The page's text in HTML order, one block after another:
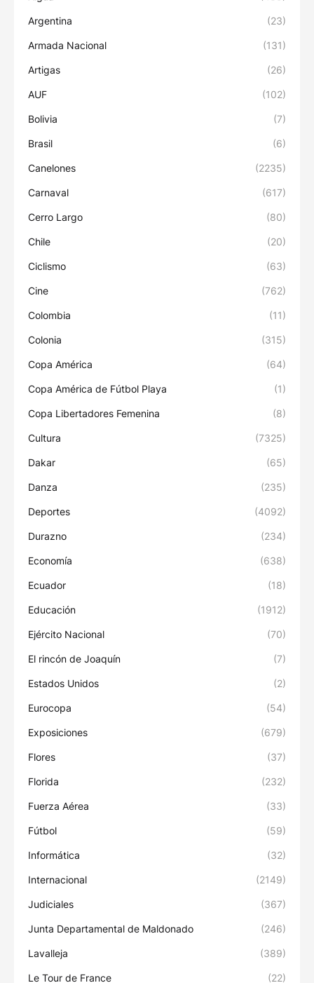
Argentina (23)
Armada Nacional (131)
Artigas (26)
AUF (102)
Bolivia (7)
Brasil (6)
Canelones (2235)
Carnaval (617)
Cerro Largo (80)
Chile (20)
Ciclismo (63)
Cine (762)
Colombia (11)
Colonia (315)
Copa América (64)
Copa América de Fútbol Playa (1)
Copa Libertadores Femenina (8)
Cultura (7325)
Dakar (65)
Danza (235)
Deportes (4092)
Durazno (234)
Economía (638)
Ecuador (18)
Educación (1912)
Ejército Nacional (70)
El rincón de Joaquín (7)
Estados Unidos (2)
Eurocopa (54)
Exposiciones (679)
Flores (37)
Florida (232)
Fuerza Aérea (33)
Fútbol (59)
Informática (32)
Internacional (2149)
Judiciales (367)
Junta Departamental de Maldonado (246)
Lavalleja (389)
Le Tour de France (22)